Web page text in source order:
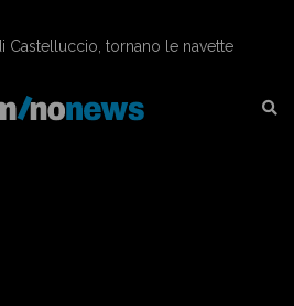
tornano le navette